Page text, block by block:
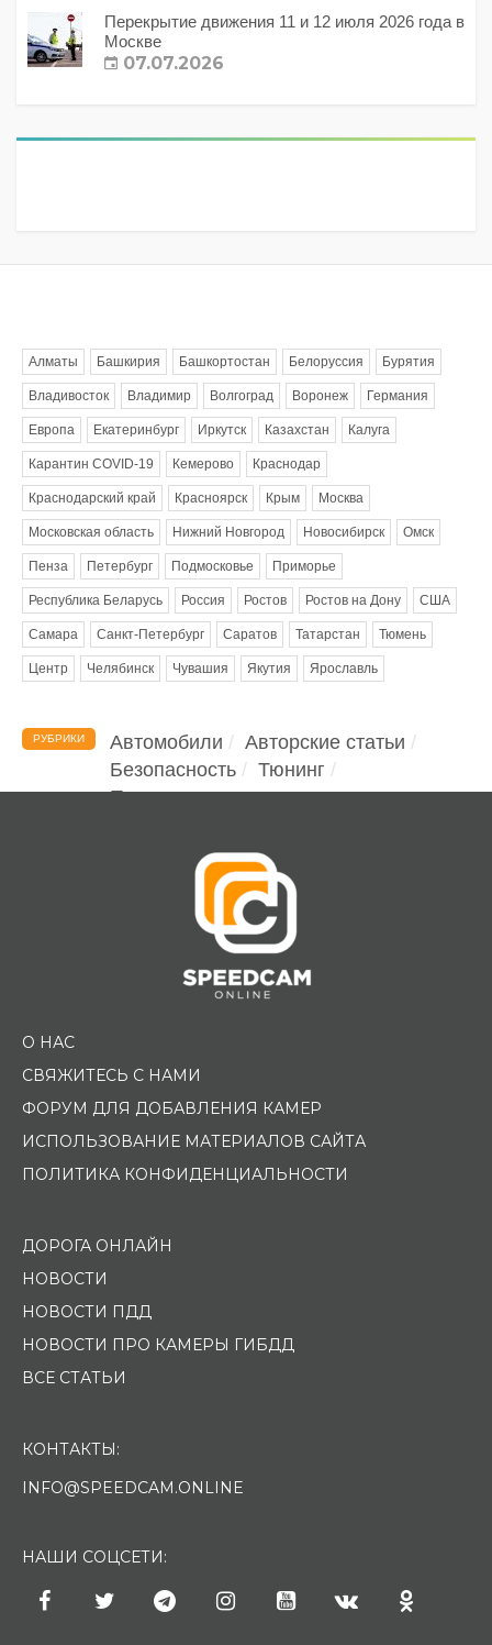
Перекрытие движения 11 и 12 июля 2026 года в
Москве
07.07.2026
Алматы Башкирия Башкортостан Белоруссия Бурятия
Владивосток Владимир Волгоград Воронеж Германия
Европа Екатеринбург Иркутск Казахстан Калуга
Карантин COVID-19 Кемерово Краснодар
Краснодарский край Красноярск Крым Москва
Московская область Нижний Новгород Новосибирск Омск
Пенза Петербург Подмосковье Приморье
Республика Беларусь Россия Ростов Ростов на Дону США
Самара Санкт-Петербург Саратов Татарстан Тюмень
Центр Челябинск Чувашия Якутия Ярославль
РУБРИКИ Автомобили
Авторские статьи
Безопасность
Тюнинг
Помощь водителю
О НАС
СВЯЖИТЕСЬ С НАМИ
ФОРУМ ДЛЯ ДОБАВЛЕНИЯ КАМЕР
ИСПОЛЬЗОВАНИЕ МАТЕРИАЛОВ САЙТА
ПОЛИТИКА КОНФИДЕНЦИАЛЬНОСТИ
ДОРОГА ОНЛАЙН
НОВОСТИ
НОВОСТИ ПДД
НОВОСТИ ПРО КАМЕРЫ ГИБДД
ВСЕ СТАТЬИ
КОНТАКТЫ:
INFO@SPEEDCAM.ONLINE
НАШИ СОЦСЕТИ: